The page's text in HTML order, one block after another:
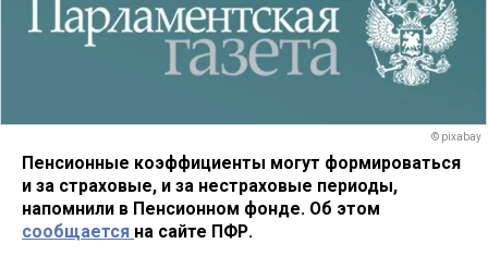
© pixabay
Пенсионные коэффициенты могут формироваться
и за страховые, и за нестраховые периоды,
напомнили в Пенсионном фонде. Об этом
сообщается на сайте ПФР.